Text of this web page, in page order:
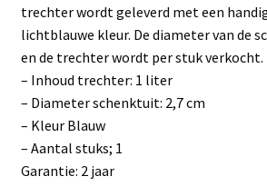
trechter wordt geleverd met een
lichtblauwe kleur. De diameter van de
en de trechter wordt per stuk verkocht.
– Inhoud trechter: 1 liter
– Diameter schenktuit: 2,7 cm
– Kleur Blauw
– Aantal stuks; 1
Garantie: 2 jaar